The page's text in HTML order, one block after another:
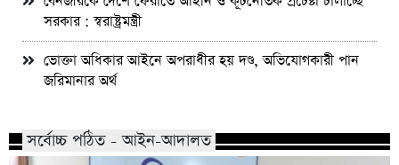
সরকার : স্বরাষ্ট্রমন্ত্রী
ভোক্তা অধিকার আইনে অপরাধীর হয় দণ্ড, অভিযোগকারী পান
জরিমানার অর্থ
সর্বোচ্চ পঠিত - আইন-আদালত